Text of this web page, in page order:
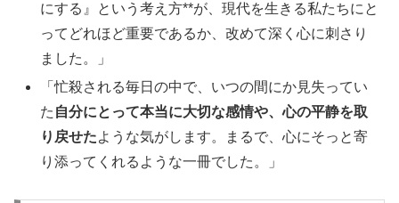
にする』という考え方**が、現代を生きる私たちにと
ってどれほど重要であるか、改めて深く心に刺さり
ました。」
「忙殺される毎日の中で、いつの間にか見失ってい
た 自分にとって本当に大切な感情や、心の平静を取
り戻せたような気がします。まるで、心にそっと寄
り添ってくれるような一冊でした。」